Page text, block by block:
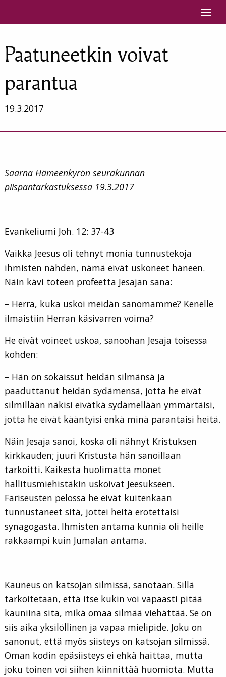
Paatuneetkin voivat
parantua
19.3.2017
Saarna Hämeenkyrön seurakunnan
piispantarkastuksessa 19.3.2017
Evankeliumi Joh. 12: 37-43
Vaikka Jeesus oli tehnyt monia tunnustekoja
ihmisten nähden, nämä eivät uskoneet häneen.
Näin kävi toteen profeetta Jesajan sana:
– Herra, kuka uskoi meidän sanomamme? Kenelle
ilmaistiin Herran käsivarren voima?
He eivät voineet uskoa, sanoohan Jesaja toisessa
kohden:
– Hän on sokaissut heidän silmänsä ja
paaduttanut heidän sydämensä, jotta he eivät
silmillään näkisi eivätkä sydämellään ymmärtäisi,
jotta he eivät kääntyisi enkä minä parantaisi heitä.
Näin Jesaja sanoi, koska oli nähnyt Kristuksen
kirkkauden; juuri Kristusta hän sanoillaan
tarkoitti. Kaikesta huolimatta monet
hallitusmiehistäkin uskoivat Jeesukseen.
Fariseusten pelossa he eivät kuitenkaan
tunnustaneet sitä, jottei heitä erotettaisi
synagogasta. Ihmisten antama kunnia oli heille
rakkaampi kuin Jumalan antama.
Kauneus on katsojan silmissä, sanotaan. Sillä
tarkoitetaan, että itse kukin voi vapaasti pitää
kauniina sitä, mikä omaa silmää viehättää. Se on
siis aika yksilöllinen ja vapaa mielipide. Joku on
sanonut, että myös siisteys on katsojan silmissä.
Oman kodin epäsiisteys ei ehkä haittaa, mutta
joku toinen voi siihen kiinnittää huomiota. Mutta